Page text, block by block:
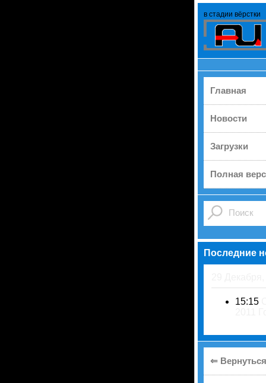
в стадии вёрстки
Главная
Новости
Загрузки
Полная
Последние
15:15
⇐